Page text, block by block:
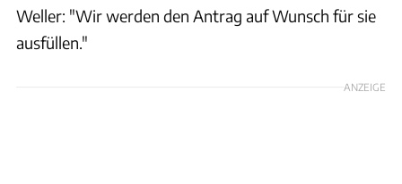
Weller: "Wir werden den Antrag auf Wunsch für sie
ausfüllen."
ANZEIGE